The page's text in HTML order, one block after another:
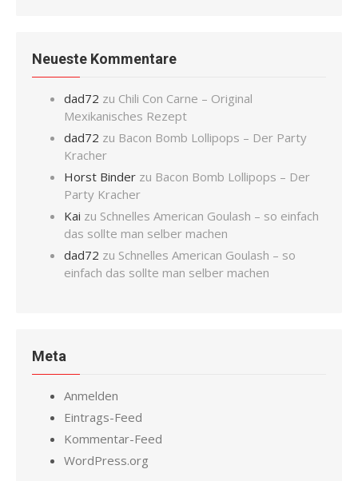
Neueste Kommentare
dad72 zu Chili Con Carne – Original
Mexikanisches Rezept
dad72 zu Bacon Bomb Lollipops – Der Party
Kracher
Horst Binder zu Bacon Bomb Lollipops – Der
Party Kracher
Kai zu Schnelles American Goulash – so einfach
das sollte man selber machen
dad72 zu Schnelles American Goulash – so
einfach das sollte man selber machen
Meta
Anmelden
Eintrags-Feed
Kommentar-Feed
WordPress.org